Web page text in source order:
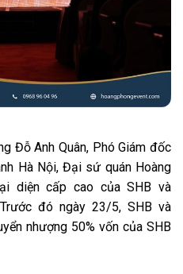
Đỗ Anh Quân, Phó Giám đốc
Hà Nội, Đại sứ quán Hoàng
diện cấp cao của SHB và
đó ngày 23/5, SHB và
nhượng 50% vốn của SHB